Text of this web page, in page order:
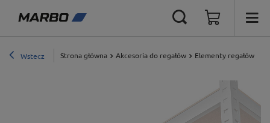
Wstecz Strona główna Akcesoria do regałów Elementy regałów